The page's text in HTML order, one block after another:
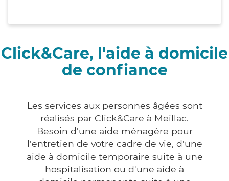
Click&Care, l'aide à domicile
de confiance
Les services aux personnes âgées sont
réalisés par Click&Care à Meillac.
Besoin d'une aide ménagère pour
l'entretien de votre cadre de vie, d'une
aide à domicile temporaire suite à une
hospitalisation ou d'une aide à